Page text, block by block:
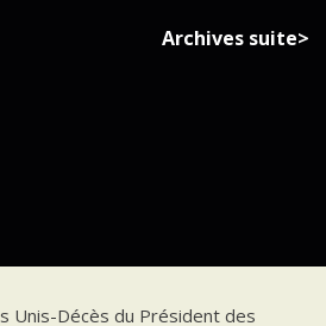
Archives suite>
Unis-Décès du Président des